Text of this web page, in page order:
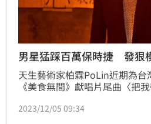
男星猛踩百萬保時捷 發狠
天生藝術家柏霖PoLin近期為台
《美食無間》獻唱片尾曲〈把
MV特別邀請到《美食無間》導
2023/12/05 09:34